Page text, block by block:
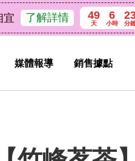
了解詳情 49
天
6
小時
23
分鐘
7
秒
媒體報導 銷售據點